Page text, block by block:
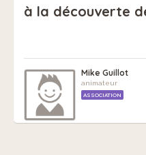
à la découverte
Mike Guillot
animateur
ASSOCIATION